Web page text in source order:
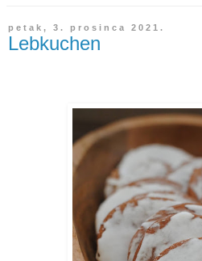
petak, 3. prosinca 2021.
Lebkuchen